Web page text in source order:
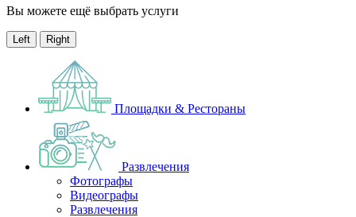
Вы можете ещё выбрать услуги
Left Right
Площадки & Рестораны
Развлечения
Фотографы
Видеографы
Развлечения